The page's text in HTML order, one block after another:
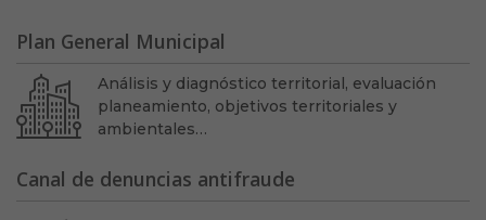
Plan General Municipal
Análisis y diagnóstico territorial, evaluación
planeamiento, objetivos territoriales y
ambientales…
Canal de denuncias antifraude